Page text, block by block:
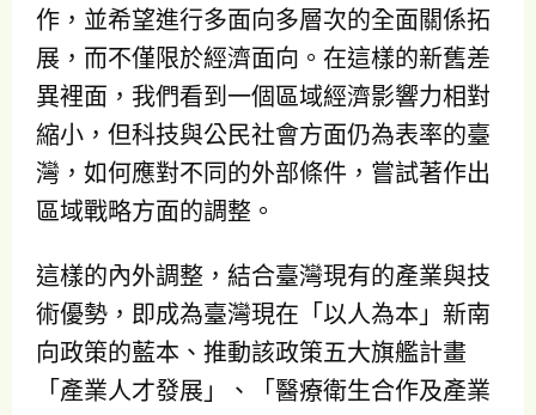
作，並希望進行多面向多層次的全面關係拓
展，而不僅限於經濟面向。在這樣的新舊差
異裡面，我們看到一個區域經濟影響力相對
縮小，但科技與公民社會方面仍為表率的臺
灣，如何應對不同的外部條件，嘗試著作出
區域戰略方面的調整。
這樣的內外調整，結合臺灣現有的產業與技
術優勢，即成為臺灣現在「以人為本」新南
向政策的藍本、推動該政策五大旗艦計畫
「產業人才發展」、「醫療衛生合作及產業